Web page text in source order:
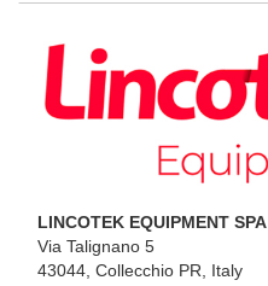
LINCOTEK EQUIPMENT SPA
Via Talignano 5
43044, Collecchio PR, Italy